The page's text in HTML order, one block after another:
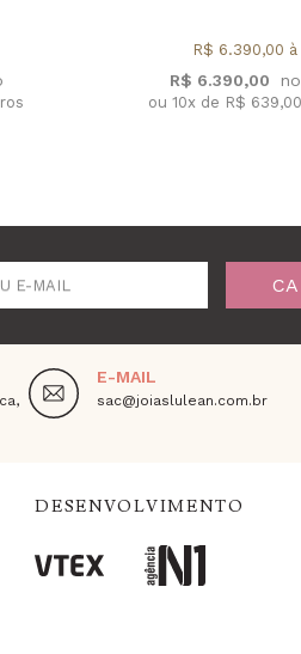
R$ 6.390,00
R$ 6.390,00
ou 10x de R$
E-MAIL
E-MAIL
sac@joiaslulean.com.br
DESENVOLVIMENTO